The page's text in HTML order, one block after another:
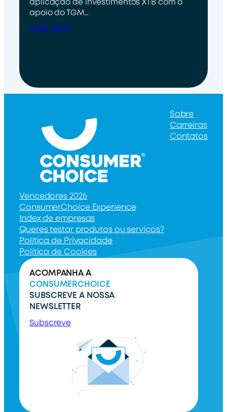
aplicação de investimentos XTB com o
apoio do TGM…
SABE MAIS
Sobre
Carreiras
Contatos
Vencedores 2026
ConsumerChoice Experience
Index de empresas
Queres testar produtos ou serviços?
Política de Privacidade
Política de Cookies
ACOMPANHA A
CONSUMERCHOICE
SUBSCREVE A NOSSA
NEWSLETTER
Subscreve